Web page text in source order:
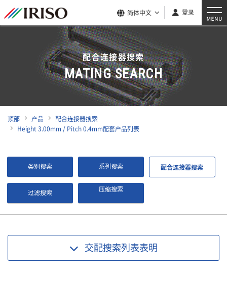
简体中文 登录
配合连接器搜索
MATING SEARCH
顶部 产品
配合连接器搜索
Height 3.00mm / Pitch 0.4mm配套产品列表
类别搜索 系列搜索 配合连接器搜索
过滤搜索 压缩搜索
交配搜索列表表明